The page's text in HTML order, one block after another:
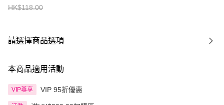
HK$118.00
請選擇商品選項
本商品適用活動
VIP尊享 VIP 95折優惠